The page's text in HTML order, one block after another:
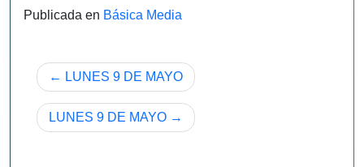
Publicada en Básica Media
Navegación
de
entradas
LUNES 9 DE MAYO
LUNES 9 DE MAYO